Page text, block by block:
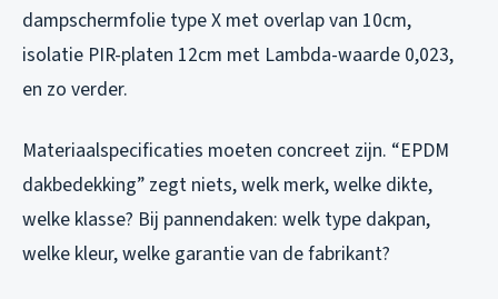
dampschermfolie type X met overlap van 10cm,
isolatie PIR-platen 12cm met Lambda-waarde 0,023,
en zo verder.
Materiaalspecificaties moeten concreet zijn. “EPDM
dakbedekking” zegt niets, welk merk, welke dikte,
welke klasse? Bij pannendaken: welk type dakpan,
welke kleur, welke garantie van de fabrikant?